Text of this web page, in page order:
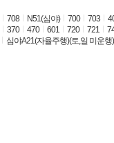
708 N51(심야) 700 703
370 470 601 720 721
심야A21(자율주행)(토,일 미운행)